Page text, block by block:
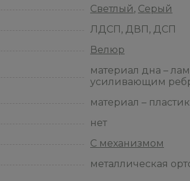
Светлый, Серый
ЛДСП, ДВП, ДСП
Велюр
материал дна –
усиливающим
материал –
нет
С механизмом
металлическая